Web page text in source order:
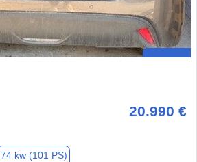
20.990 €
74 kw (101 PS)